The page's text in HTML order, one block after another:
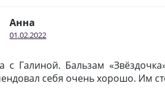
Анна
01.02.2022
с Галиной. Бальзам
себя очень хорошо. Им